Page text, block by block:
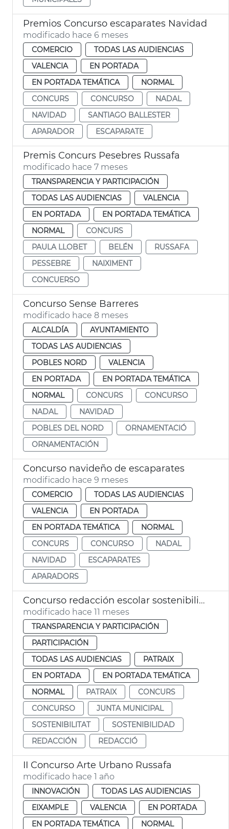
Premios Concurso escaparates Navidad
modificado hace 6 meses
COMERCIO
TODAS LAS AUDIENCIAS
VALENCIA
EN PORTADA
EN PORTADA TEMÁTICA
NORMAL
CONCURS
CONCURSO
NADAL
NAVIDAD
SANTIAGO BALLESTER
APARADOR
ESCAPARATE
Premis Concurs Pesebres Russafa
modificado hace 7 meses
TRANSPARENCIA Y PARTICIPACIÓN
TODAS LAS AUDIENCIAS
VALENCIA
EN PORTADA
EN PORTADA TEMÁTICA
NORMAL
CONCURS
PAULA LLOBET
BELÉN
RUSSAFA
PESSEBRE
NAIXIMENT
CONCUERSO
Concurso Sense Barreres
modificado hace 8 meses
ALCALDÍA
AYUNTAMIENTO
TODAS LAS AUDIENCIAS
POBLES NORD
VALENCIA
EN PORTADA
EN PORTADA TEMÁTICA
NORMAL
CONCURS
CONCURSO
NADAL
NAVIDAD
POBLES DEL NORD
ORNAMENTACIÓ
ORNAMENTACIÓN
Concurso navideño de escaparates
modificado hace 9 meses
COMERCIO
TODAS LAS AUDIENCIAS
VALENCIA
EN PORTADA
EN PORTADA TEMÁTICA
NORMAL
CONCURS
CONCURSO
NADAL
NAVIDAD
ESCAPARATES
APARADORS
Concurso redacción escolar sostenibilidad Junta Municipal Patraix
modificado hace 11 meses
TRANSPARENCIA Y PARTICIPACIÓN
PARTICIPACIÓN
TODAS LAS AUDIENCIAS
PATRAIX
EN PORTADA
EN PORTADA TEMÁTICA
NORMAL
PATRAIX
CONCURS
CONCURSO
JUNTA MUNICIPAL
SOSTENIBILITAT
SOSTENIBILIDAD
REDACCIÓN
REDACCIÓ
II Concurso Arte Urbano Russafa
modificado hace 1 año
INNOVACIÓN
TODAS LAS AUDIENCIAS
EIXAMPLE
VALENCIA
EN PORTADA
EN PORTADA TEMÁTICA
NORMAL